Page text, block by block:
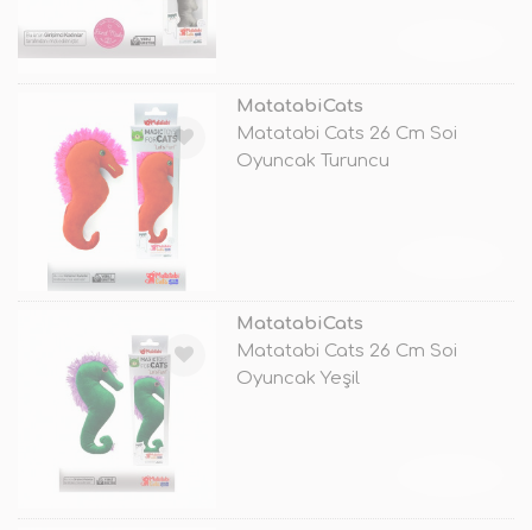
MatatabiCats
Matatabi Cats 26 Cm Soi
Oyuncak Turuncu
MatatabiCats
Matatabi Cats 26 Cm Soi
Oyuncak Yeşil